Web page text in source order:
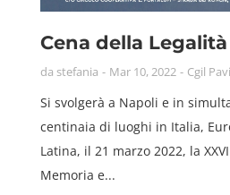
Cena della Legalità
da stefania Mar 10, 2022 Cgil
Si svolgerà a Napoli e in
centinaia di luoghi in Italia,
Latina, il 21 marzo 2022, la
Memoria e...